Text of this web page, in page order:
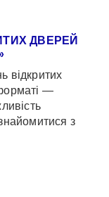
ДВЕРЕЙ
відкритих
—
з